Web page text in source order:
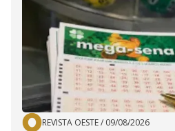
REVISTA OESTE/ 09/08/2026